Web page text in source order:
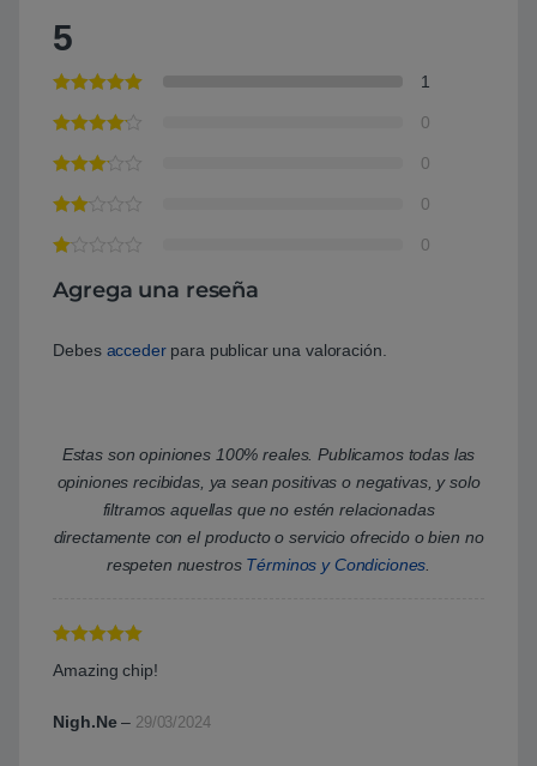
5
1
0
0
0
0
Agrega una reseña
Debes accederpara publicar una valoración.
Estas son opiniones 100% reales. Publicamos todas las
opiniones recibidas, ya sean positivas o negativas, y solo
filtramos aquellas que no estén relacionadas
directamente con el producto o servicio ofrecido o bien no
respeten nuestros Términos y Condiciones
5de 5
Amazing chip!
Nigh.Ne– 29/03/2024